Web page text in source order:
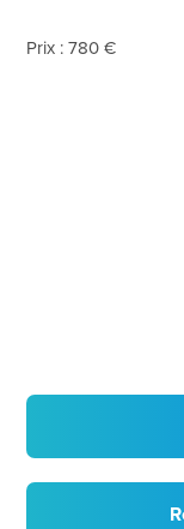
Prix : 780 €